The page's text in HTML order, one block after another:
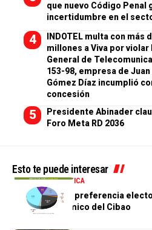
que nuevo Código Penal
incertidumbre en el
INDOTEL multa con más
millones a Viva por violar
General de
153-98, empresa de Juan
Gómez Díaz incumplió
concesión
Presidente Abinader
Foro Meta RD 2036
Esto te puede interesar
NACIONALESPOLÍTICA
PRM mantiene preferencia
Centro Económico del Cibao